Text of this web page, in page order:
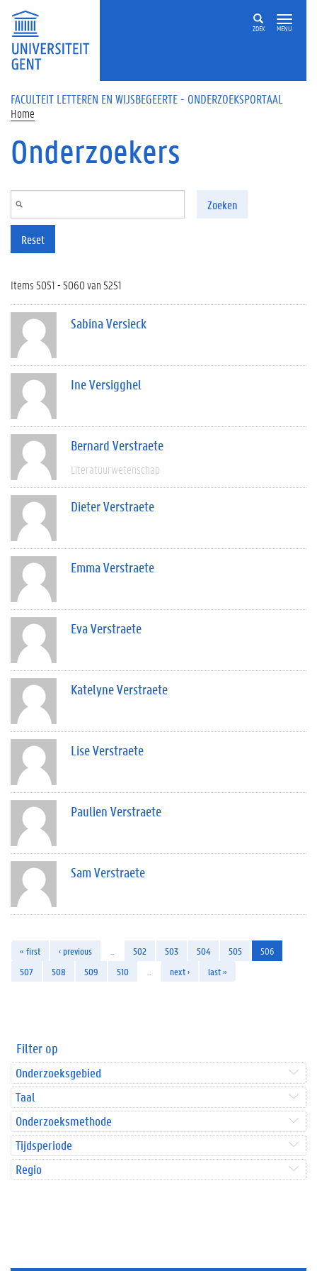
Overslaan en naar de inhoud gaan
ZOEK MENU
FACULTEIT LETTEREN EN WIJSBEGEERTE - ONDERZOEKSPORTAAL
Home
Onderzoekers
Zoeken
Reset
Items 5051 - 5060 van 5251
Sabina Versieck
Ine Versigghel
Bernard Verstraete
Literatuurwetenschap
Dieter Verstraete
Emma Verstraete
Eva Verstraete
Katelyne Verstraete
Lise Verstraete
Paulien Verstraete
Sam Verstraete
« first ‹ previous 502 503 504 505
506
507
508 509 510 next › last »
Filter op
Onderzoeksgebied
Taal
Onderzoeksmethode
Tijdsperiode
Regio